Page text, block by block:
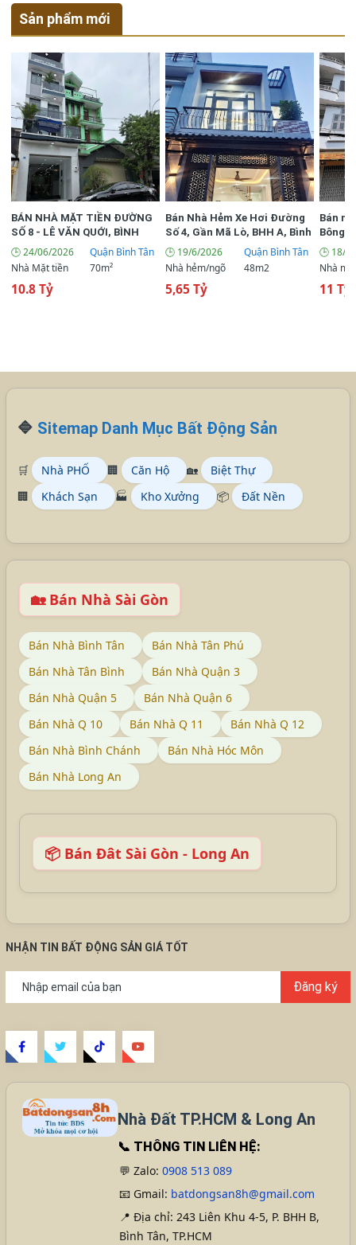
Sản phẩm mới
BÁN NHÀ MẶT TIỀN ĐƯỜNG
SỐ 8 - LÊ VĂN QUỚI, BÌNH
TÂN | 4 TẦNG | 70M² | CHỈ 10.8
TỶ
🕒 24/06/2026
Quận Bình Tân
Nhà Mặt tiền
70m²
10.8 Tỷ
Bán Nhà Hẻm Xe Hơi Đường
Số 4, Gần Mã Lò, BHH A, Bình
Tân
🕒 19/6/2026
Quận Bình Tân
Nhà hẻm/ngõ
48m2
5,65 Tỷ
Bán
Bông
lưng
🕒 18/
Nhà
11
🔷 Sitemap Danh Mục Bất Động Sản
🛒 Nhà PHỐ 🏢 Căn Hộ 🏡
Biệt Thự
🏢
Khách Sạn 🏭 Kho Xưởng 📦 Đất Nền
🏡 Bán Nhà Sài Gòn
Bán Nhà Bình Tân
Bán Nhà Tân Phú
Bán Nhà Tân Bình
Bán Nhà Quận 3
Bán Nhà Quận 5
Bán Nhà Quận 6
Bán Nhà Q 10
Bán Nhà Q 11
Bán Nhà Q 12
Bán Nhà Bình Chánh
Bán Nhà Hóc Môn
Bán Nhà Long An
📦 Bán Đât Sài Gòn - Long An
NHẬN TIN BẤT ĐỘNG SẢN GIÁ TỐT
Đăng ký
Nhà Đất TP.HCM & Long An
📞 THÔNG TIN LIÊN HỆ:
💬 Zalo: 0908 513 089
📧 Gmail: batdongsan8h@gmail.com
📍 Địa chỉ: 243 Liên Khu 4-5, P. BHH B,
Bình Tân, TP.HCM